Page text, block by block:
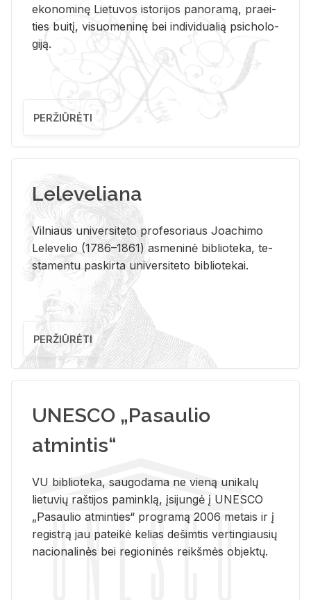
eko­no­mi­nę Lie­tu­vos is­to­ri­jos pa­no­ra­mą, pra­ei­
ties bui­tį, vi­suo­me­ni­nę bei in­di­vi­dua­lią psi­cho­lo­
gi­ją.
PERŽIŪRĖTI
Leleveliana
Vil­niaus uni­ver­si­te­to pro­fe­so­riaus Jo­a­chi­mo
Le­le­ve­lio (1786–1861) as­me­ni­nė bi­b­lio­te­ka, te­
sta­men­tu pa­skir­ta uni­ver­si­te­to bi­b­lio­te­kai.
PERŽIŪRĖTI
UNESCO „Pasaulio
atmintis“
VU biblioteka, saugodama ne vieną unikalų
lietuvių raštijos paminklą, įsijungė į UNESCO
„Pasaulio atminties“ programą 2006 metais ir į
registrą jau pateikė kelias dešimtis vertingiausių
nacionalinės bei regioninės reikšmės objektų.